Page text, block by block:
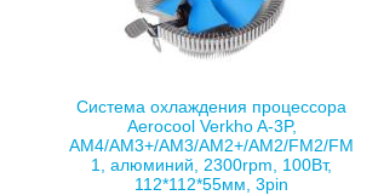
Система охлаждения процессора
Aerocool Verkho A-3P,
AM4/AM3+/AM3/AM2+/AM2/FM2/FM
1, алюминий, 2300rpm, 100Вт,
112*112*55мм, 3pin